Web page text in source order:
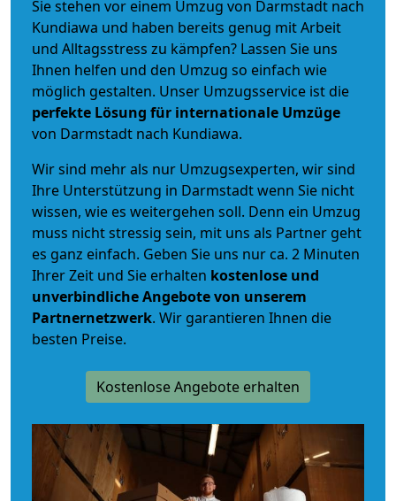
Sie stehen vor einem Umzug von Darmstadt nach
Kundiawa und haben bereits genug mit Arbeit
und Alltagsstress zu kämpfen? Lassen Sie uns
Ihnen helfen und den Umzug so einfach wie
möglich gestalten. Unser Umzugsservice ist die
perfekte Lösung für internationale Umzüge
von Darmstadt nach Kundiawa.
Wir sind mehr als nur Umzugsexperten, wir sind
Ihre Unterstützung in Darmstadt wenn Sie nicht
wissen, wie es weitergehen soll. Denn ein Umzug
muss nicht stressig sein, mit uns als Partner geht
es ganz einfach. Geben Sie uns nur ca. 2 Minuten
Ihrer Zeit und Sie erhalten kostenlose und
unverbindlicheAngebote von unserem
Partnernetzwerk. Wir garantieren Ihnen die
besten Preise.
Kostenlose Angebote erhalten